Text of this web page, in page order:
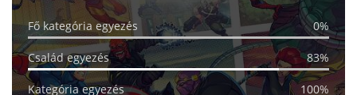
Fő kategória egyezés 0%
Család egyezés 83%
Kategória egyezés 100%